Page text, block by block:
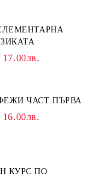
17.00лв.
ЧАСТ ПЪРВА
16.00лв.
КУРС ПО